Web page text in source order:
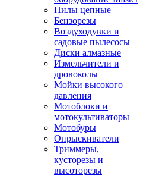
Пилы цепные
Бензорезы
Воздуходувки и
садовые пылесосы
Диски алмазные
Измельчители и
дровоколы
Мойки высокого
давления
Мотоблоки и
мотокультиваторы
Мотобуры
Опрыскиватели
Триммеры,
кусторезы и
высоторезы